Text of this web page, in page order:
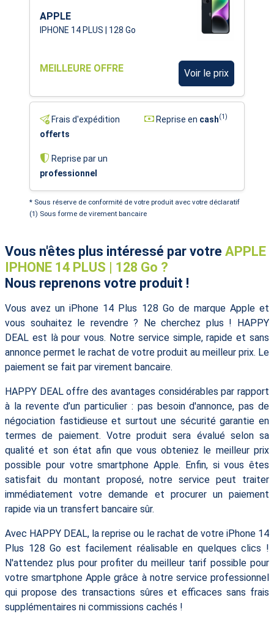
APPLE
IPHONE 14 PLUS | 128 Go
MEILLEURE OFFRE Voir le prix
Frais d'expédition
offerts
Reprise en cash(1)
Reprise par un
professionnel
* Sous réserve de conformité de votre produit avec votre déclaratif
(1) Sous forme de virement bancaire
Vous n'êtes plus intéressé par votre APPLE
IPHONE 14 PLUS | 128 Go ?
Nous reprenons votre produit !
Vous avez un iPhone 14 Plus 128 Go de marque Apple et
vous souhaitez le revendre ? Ne cherchez plus ! HAPPY
DEAL est là pour vous. Notre service simple, rapide et sans
annonce permet le rachat de votre produit au meilleur prix. Le
paiement se fait par virement bancaire.
HAPPY DEAL offre des avantages considérables par rapport
à la revente d’un particulier : pas besoin d'annonce, pas de
négociation fastidieuse et surtout une sécurité garantie en
termes de paiement. Votre produit sera évalué selon sa
qualité et son état afin que vous obteniez le meilleur prix
possible pour votre smartphone Apple. Enfin, si vous êtes
satisfait du montant proposé, notre service peut traiter
immédiatement votre demande et procurer un paiement
rapide via un transfert bancaire sûr.
Avec HAPPY DEAL, la reprise ou le rachat de votre iPhone 14
Plus 128 Go est facilement réalisable en quelques clics !
N'attendez plus pour profiter du meilleur tarif possible pour
votre smartphone Apple grâce à notre service professionnel
qui propose des transactions sûres et efficaces sans frais
supplémentaires ni commissions cachés !